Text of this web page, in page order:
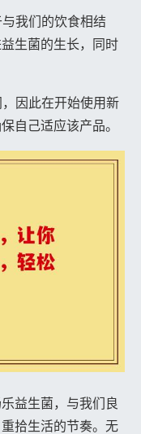
我们的饮食相结
生菌的生长，同时
因此在开始使用新
自己适应该产品。
益生菌，与我们良
拾生活的节奏。无